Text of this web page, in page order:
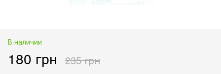
В наличии
180 грн 235 грн